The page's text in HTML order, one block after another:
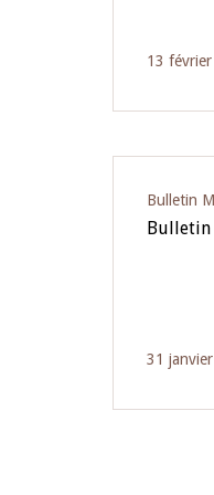
13
Bulletin
Bulletin
31